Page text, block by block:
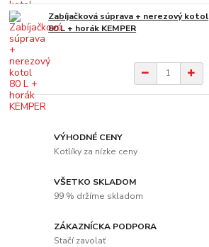
Zabíjačková súprava + nerezový kotol
80 L + horák KEMPER
VÝHODNÉ CENY
Kotlíky za nízke ceny
VŠETKO SKLADOM
99 % držíme skladom
ZÁKAZNÍCKA PODPORA
Stačí zavolať